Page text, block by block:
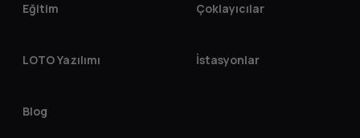
Eğitim
LOTO Yazılımı
Blog
Çoklayıcılar
İstasyonlar